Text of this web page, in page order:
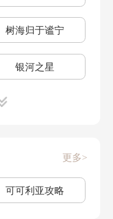
角色分类
星琼怎么获得
遗迹一浅层
地城探宝
树海归于谧宁
银河之星
学术研究续
更多>
可可利亚攻略